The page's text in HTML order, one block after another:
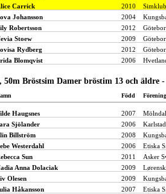
Carrick 2010
Johansson 2004
Robertsson 2012
Stoew 2009
Rydberg 2012
Blomqvist 2006
50m Bröstsim Damer bröstim 13 och äldre
Född Förening
Haugsnes 2007
Sjölander 2006
Billström 2008
Westerdahl 2006
Etiska
Sun 2011
Asker
Anna Dolaciak 2009
Olesen 2009
Håkansson 2007 Etiska